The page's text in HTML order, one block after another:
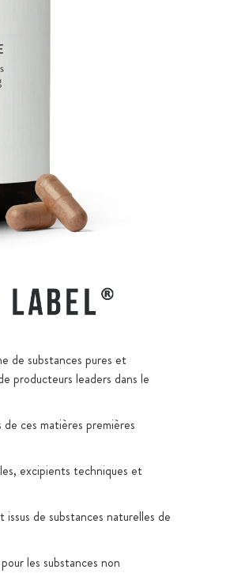
de substances pures et
producteurs leaders dans le
ces matières premières
excipients techniques et
de substances naturelles de
les substances non